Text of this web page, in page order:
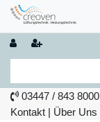
03447 / 843 8000
Kontakt | Über Uns